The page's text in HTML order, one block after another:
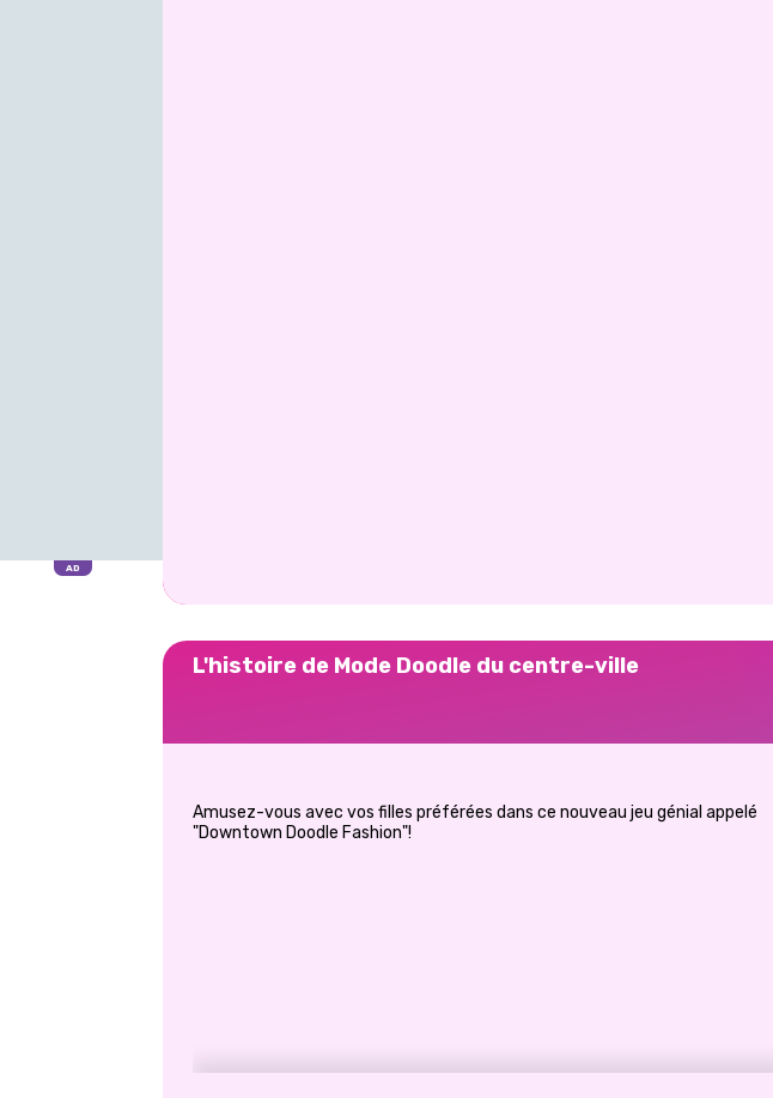
L'histoire de Mode Doodle du centre-ville
Amusez-vous avec vos filles préférées dans ce nouveau jeu génial appelé
"Downtown Doodle Fashion"!